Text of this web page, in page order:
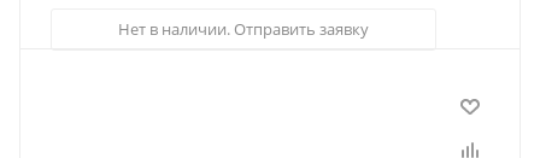
Нет в наличии. Отправить заявку